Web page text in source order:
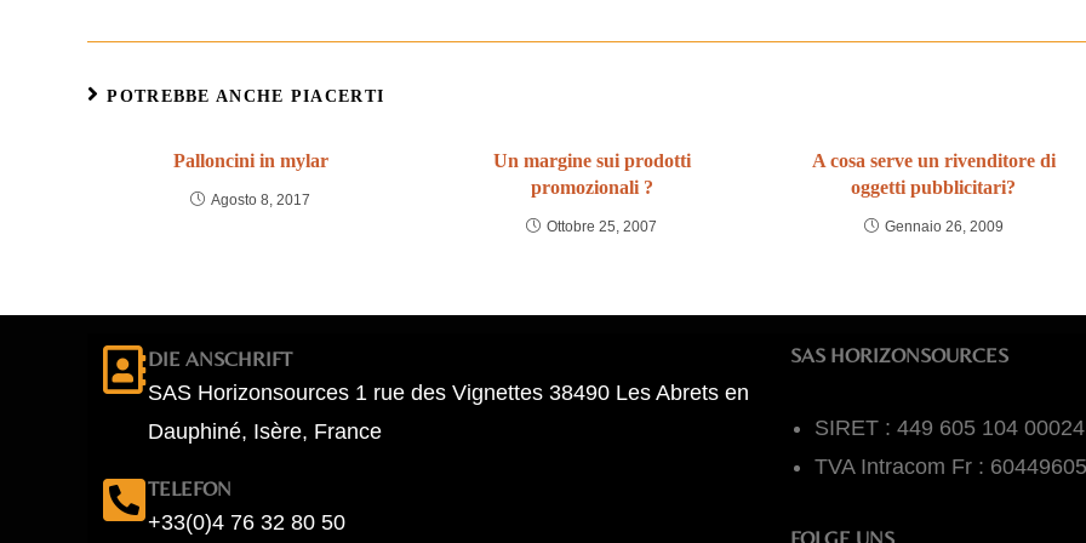
POTREBBE ANCHE PIACERTI
Palloncini in mylar
Agosto 8, 2017
Un margine sui prodotti
promozionali ?
Ottobre 25, 2007
A cosa serve un rivenditore di
oggetti pubblicitari?
Gennaio 26, 2009
DIE ANSCHRIFT
SAS Horizonsources 1 rue des Vignettes 38490 Les Abrets en
Dauphiné, Isère, France
TELEFON
+33(0)4 76 32 80 50
SAS HORIZONSOURCES
SIRET : 449 605 104 00024
TVA Intracom Fr :
FOLGE UNS